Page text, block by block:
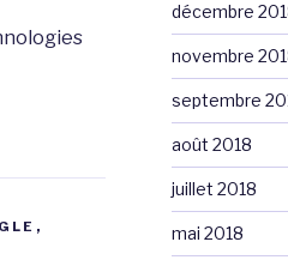
,
décembre
novembre
septembre
août 2018
juillet 2018
mai 2018